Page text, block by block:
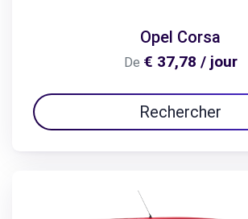
Opel Corsa
De € 37,78 / jour
Rechercher